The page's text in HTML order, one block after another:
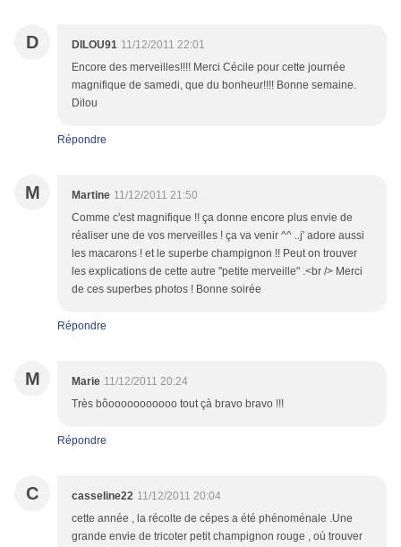
D DILOU91 11/12/2011 22:01
Encore des merveilles!!!! Merci Cécile pour cette journée
magnifique de samedi, que du bonheur!!!! Bonne semaine.
Dilou
Répondre
M Martine 11/12/2011 21:50
Comme c'est magnifique !! ça donne encore plus envie de
réaliser une de vos merveilles ! ça va venir ^^ ..j' adore aussi
les macarons ! et le superbe champignon !! Peut on trouver
les explications de cette autre "petite merveille" .<br /> Merci
de ces superbes photos ! Bonne soirée
Répondre
M Marie 11/12/2011 20:24
Très bôooooooooooo tout çà bravo bravo !!!
Répondre
C casseline22 11/12/2011 20:04
cette année , la récolte de cépes a été phénoménale .Une
grande envie de tricoter petit champignon rouge , où trouver